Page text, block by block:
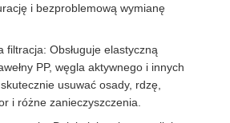
i bezproblemową wymianę
filtracja: Obsługuje elastyczną
PP, węgla aktywnego i innych
usuwać osady, rdzę,
i różne zanieczyszczenia.